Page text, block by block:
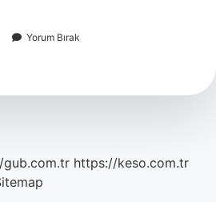
Yorum Bırak
https://keso.com.tr